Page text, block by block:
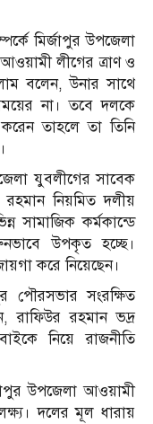
মির্জাপুর উপজেলা
লীগের ত্রাণ ও
বলেন, উনার সাথে
না। তবে দলকে
তাহলে তা তিনি
যুবলীগের সাবেক
নিয়মিত দলীয়
সামাজিক কর্মকান্ডে
উপকৃত হচ্ছে।
করে নিয়েছেন।
পৌরসভার সংরক্ষিত
রাফিউর রহমান ভদ্র
নিয়ে রাজনীতি
উপজেলা আওয়ামী
দলের মূল ধারায়